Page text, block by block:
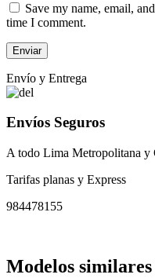
Save my name, email,
time I comment.
Envío y Entrega
Envíos Seguros
A todo Lima Metropolitana y
Tarifas planas y Express
984478155
Modelos similares